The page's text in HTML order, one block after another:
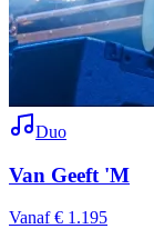
Duo
Van Geeft 'M
Vanaf € 1.195